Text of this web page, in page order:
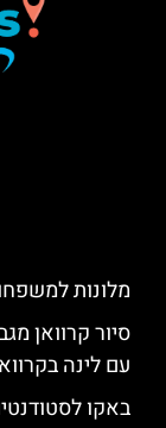
מלונות
סיור קרוואן
עם לינה
באקו